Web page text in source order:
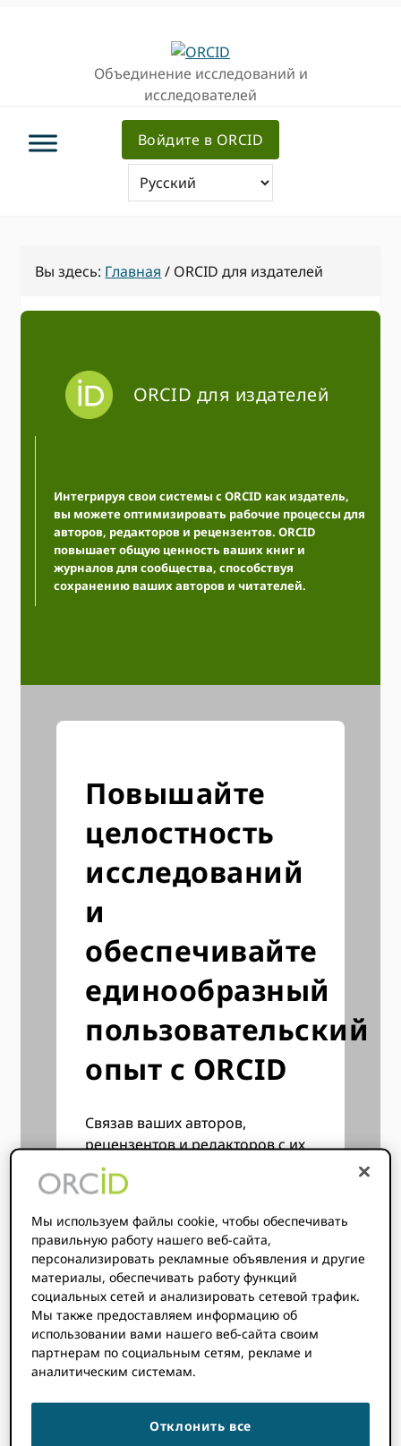
Объединение исследований и
исследователей
Войдите в ORCID
Вы здесь: Главная / ORCID для издателей
ORCID для издателей
Интегрируя свои системы с ORCID как издатель,
вы можете оптимизировать рабочие процессы для
авторов, редакторов и рецензентов. ORCID
повышает общую ценность ваших книг и
журналов для сообщества, способствуя
сохранению ваших авторов и читателей.
Повышайте
целостность
исследований
и
обеспечивайте
единообразный
пользовательский
опыт с ORCID
Связав ваших авторов,
рецензентов и редакторов с их
ORCID записи, вы сможете:
уменьшите количество
ошибок при вводе,
лучше узнать, кто ваши
авторы, соавторы и
рецензенты, и улучшить
целостность процессов
подачи, рецензирования и
отчетности,
помогите вашим авторам
улучшить свою известность
Мы используем файлы cookie, чтобы обеспечивать
правильную работу нашего веб-сайта,
персонализировать рекламные объявления и другие
материалы, обеспечивать работу функций
социальных сетей и анализировать сетевой трафик.
Мы также предоставляем информацию об
использовании вами нашего веб-сайта своим
партнерам по социальным сетям, рекламе и
аналитическим системам.
Отклонить все